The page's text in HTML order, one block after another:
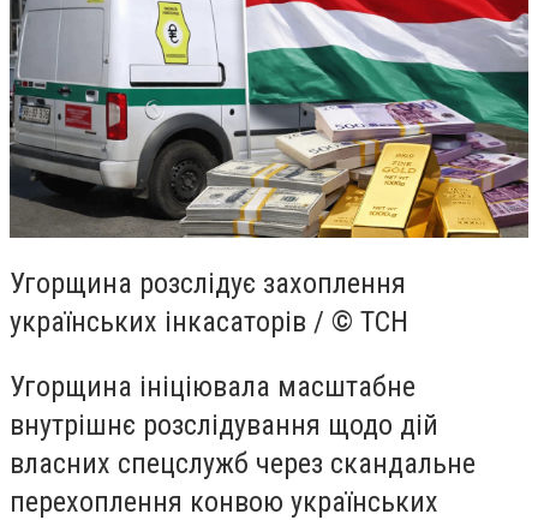
Угорщина розслідує захоплення
українських інкасаторів / © ТСН
Угорщина ініціювала масштабне
внутрішнє розслідування щодо дій
власних спецслужб через скандальне
перехоплення конвою українських